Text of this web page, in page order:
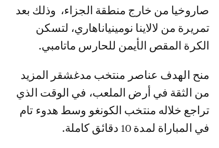
صاروخيا من خارج منطقة الجزاء، وذلك بعد
تمريرة من لالاينا نومينياناهاري، لتسكن
الكرة المقص الأيمن للحارس ماتامبي.
منح الهدف عناصر منتخب مدغشقر المزيد
من الثقة في أرض الملعب، في الوقت الذي
تراجع خلاله منتخب الكونغو وسط هدوء تام
في المباراة لمدة 10 دقائق كاملة.